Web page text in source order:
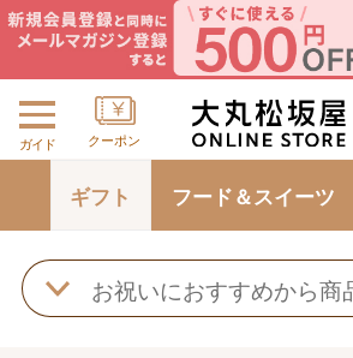
ガイド クーポン
ギフト フード＆スイーツ